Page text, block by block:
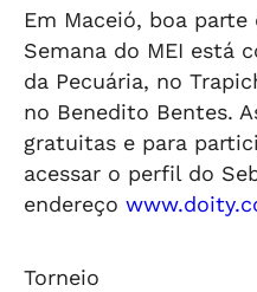
Em Maceió, boa
Semana do MEI está
da Pecuária, no
no Benedito Bentes.
gratuitas e para
acessar o perfil do
endereço
Torneio